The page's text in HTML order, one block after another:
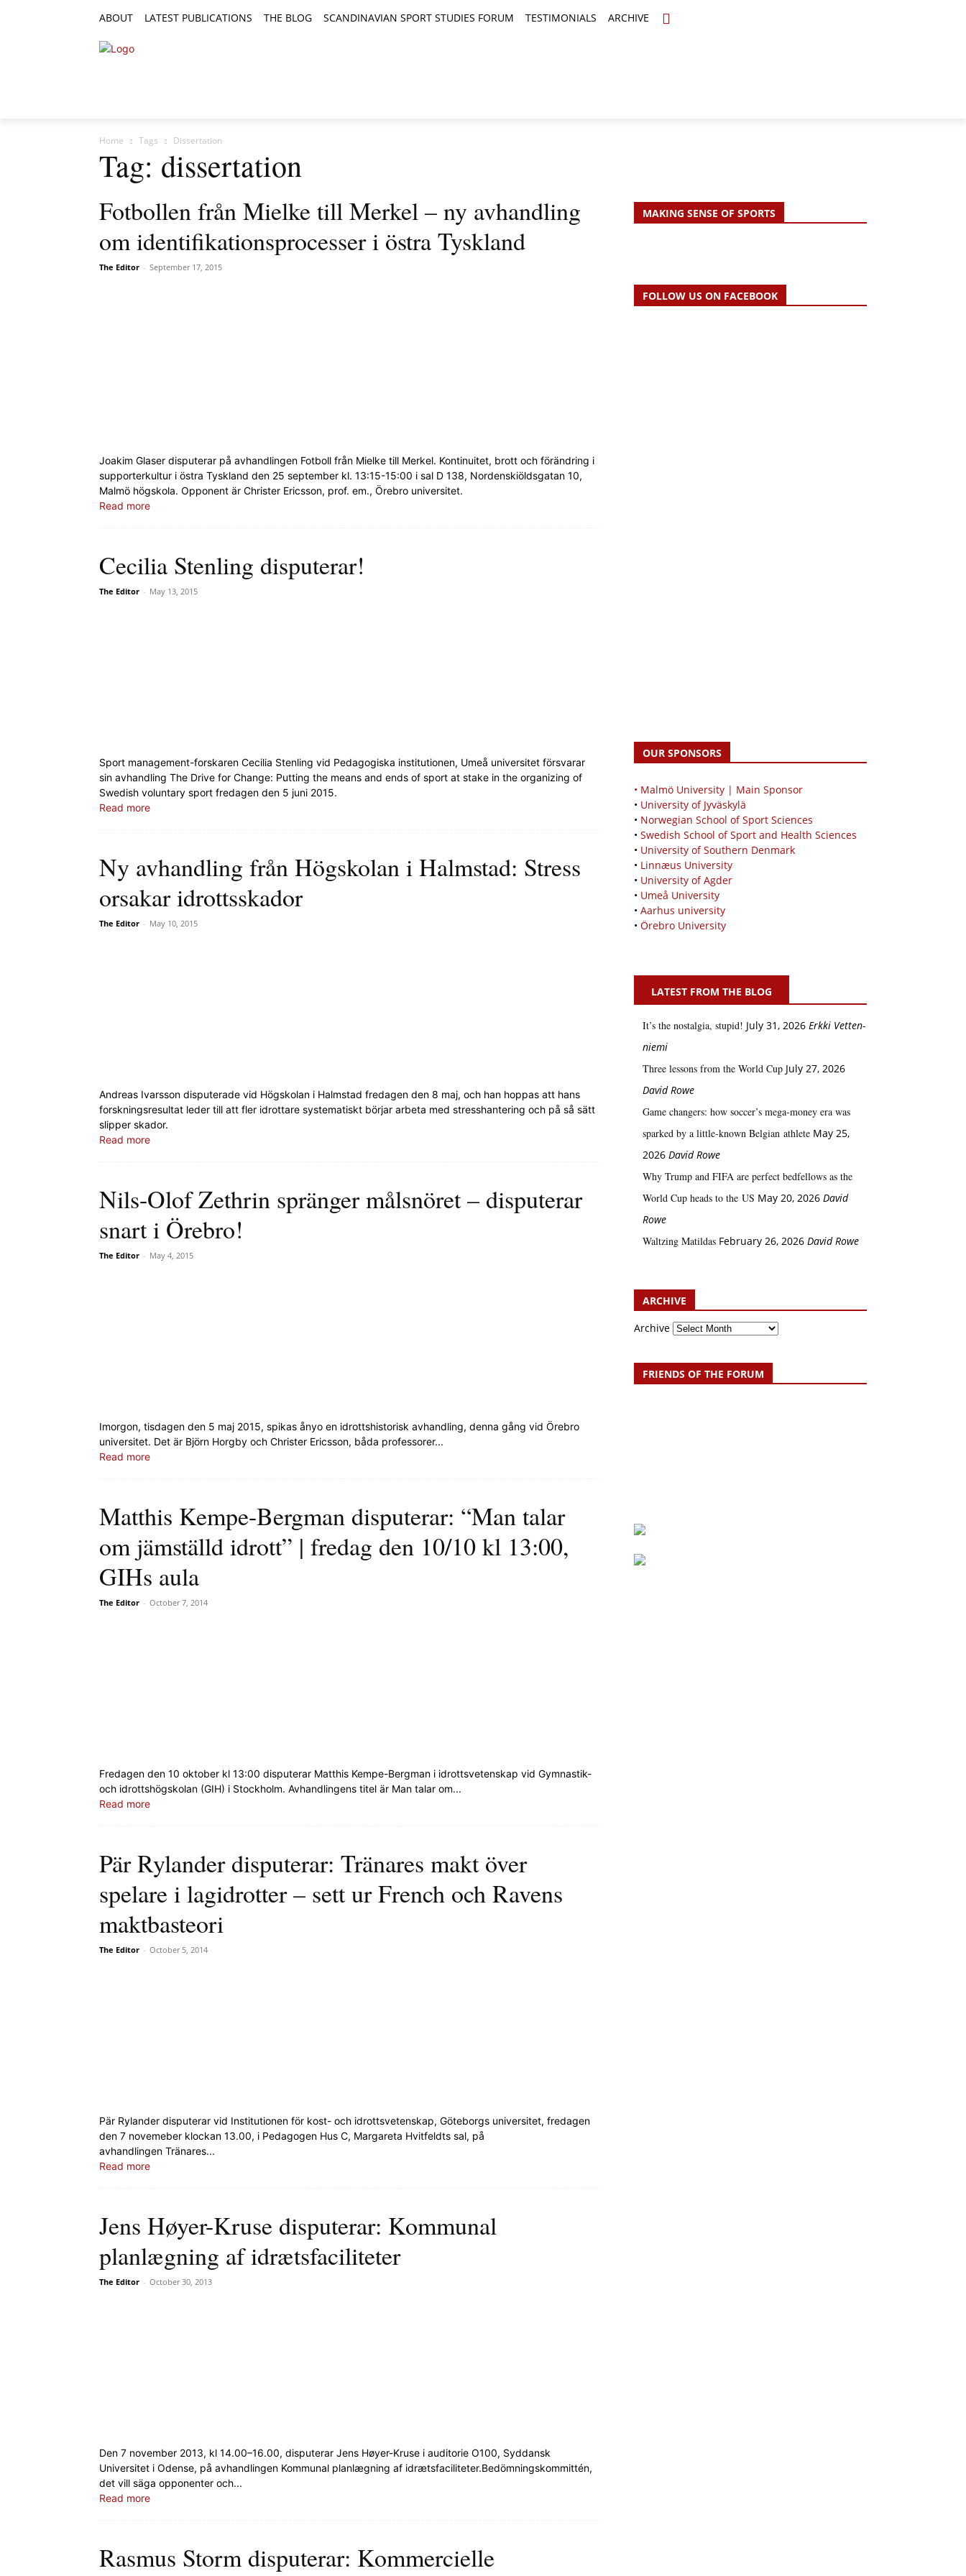
ABOUT LATEST PUBLICATIONS THE BLOG SCANDINAVIAN SPORT STUDIES FORUM TESTIMONIALS ARCHIVE
Home Tags Dissertation
Tag: dissertation
Fotbollen från Mielke till Merkel – ny avhandling
om identifikationsprocesser i östra Tyskland
The Editor - September 17, 2015
Joakim Glaser disputerar på avhandlingen Fotboll från Mielke till Merkel. Kontinuitet, brott och förändring i
supporterkultur i östra Tyskland den 25 september kl. 13:15-15:00 i sal D 138, Nordenskiöldsgatan 10,
Malmö högskola. Opponent är Christer Ericsson, prof. em., Örebro universitet.
Read more
Cecilia Stenling disputerar!
The Editor - May 13, 2015
Sport management-forskaren Cecilia Stenling vid Pedagogiska institutionen, Umeå universitet försvarar
sin avhandling The Drive for Change: Putting the means and ends of sport at stake in the organizing of
Swedish voluntary sport fredagen den 5 juni 2015.
Read more
Ny avhandling från Högskolan i Halmstad: Stress
orsakar idrottsskador
The Editor - May 10, 2015
Andreas Ivarsson disputerade vid Högskolan i Halmstad fredagen den 8 maj, och han hoppas att hans
forskningsresultat leder till att fler idrottare systematiskt börjar arbeta med stresshantering och på så sätt
slipper skador.
Read more
Nils-Olof Zethrin spränger målsnöret – disputerar
snart i Örebro!
The Editor - May 4, 2015
Imorgon, tisdagen den 5 maj 2015, spikas ånyo en idrottshistorisk avhandling, denna gång vid Örebro
universitet. Det är Björn Horgby och Christer Ericsson, båda professorer...
Read more
Matthis Kempe-Bergman disputerar: “Man talar
om jämställd idrott” | fredag den 10/10 kl 13:00,
GIHs aula
The Editor - October 7, 2014
Fredagen den 10 oktober kl 13:00 disputerar Matthis Kempe-Bergman i idrottsvetenskap vid Gymnastik-
och idrottshögskolan (GIH) i Stockholm. Avhandlingens titel är Man talar om...
Read more
Pär Rylander disputerar: Tränares makt över
spelare i lagidrotter – sett ur French och Ravens
maktbasteori
The Editor - October 5, 2014
Pär Rylander disputerar vid Institutionen för kost- och idrottsvetenskap, Göteborgs universitet, fredagen
den 7 novemeber klockan 13.00, i Pedagogen Hus C, Margareta Hvitfeldts sal, på
avhandlingen Tränares...
Read more
Jens Høyer-Kruse disputerar: Kommunal
planlægning af idrætsfaciliteter
The Editor - October 30, 2013
Den 7 november 2013, kl 14.00–16.00, disputerar Jens Høyer-Kruse i auditorie O100, Syddansk
Universitet i Odense, på avhandlingen Kommunal planlægning af idrætsfaciliteter.Bedömningskommittén,
det vill säga opponenter och...
Read more
Rasmus Storm disputerar: Kommercielle
MAKING SENSE OF SPORTS
FOLLOW US ON FACEBOOK
OUR SPONSORS
• Malmö University | Main Sponsor
• University of Jyväskylä
• Norwegian School of Sport Sciences
• Swedish School of Sport and Health Sciences
• University of Southern Denmark
• Linnæus University
• University of Agder
• Umeå University
• Aarhus university
• Örebro University
LATEST FROM THE BLOG
It’s the nostalgia, stupid! July 31, 2026 Erkki Vetten­­
niemi
Three lessons from the World Cup July 27, 2026
David Rowe
Game changers: how soccer’s mega‑money era was
sparked by a little‑known Belgian athlete May 25,
2026 David Rowe
Why Trump and FIFA are perfect bedfellows as the
World Cup heads to the US May 20, 2026 David
Rowe
Waltzing Matildas February 26, 2026 David Rowe
ARCHIVE
Archive
FRIENDS OF THE FORUM